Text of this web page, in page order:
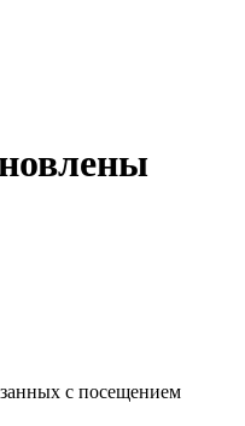
с посещением